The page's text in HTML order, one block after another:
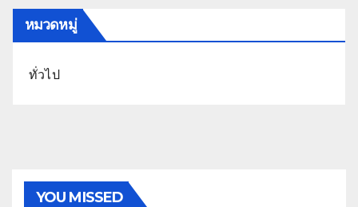
หมวดหมู่
ทั่วไป
YOU MISSED